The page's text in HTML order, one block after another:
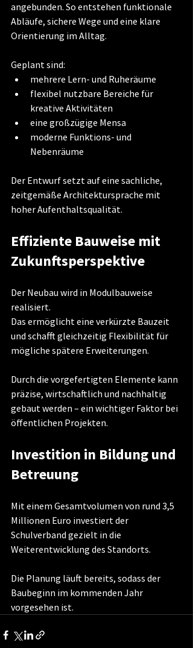
angebunden. So entstehen funktionale
Abläufe, sichere Wege und eine klare
Orientierung im Alltag.
Geplant sind:
mehrere Lern- und Ruheräume
flexibel nutzbare Bereiche für
kreative Aktivitäten
eine großzügige Mensa
moderne Funktions- und
Nebenräume
Der Entwurf setzt auf eine sachliche,
zeitgemäße Architektursprache mit
hoher Aufenthaltsqualität.
Effiziente Bauweise mit
Zukunftsperspektive
Der Neubau wird in Modulbauweise
realisiert.
Das ermöglicht eine verkürzte Bauzeit
und schafft gleichzeitig Flexibilität für
mögliche spätere Erweiterungen.
Durch die vorgefertigten Elemente kann
präzise, wirtschaftlich und nachhaltig
gebaut werden – ein wichtiger Faktor bei
öffentlichen Projekten.
Investition in Bildung und
Betreuung
Mit einem Gesamtvolumen von rund 3,5
Millionen Euro investiert der
Schulverband gezielt in die
Weiterentwicklung des Standorts.
Die Planung läuft bereits, sodass der
Baubeginn im kommenden Jahr
vorgesehen ist.